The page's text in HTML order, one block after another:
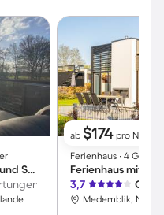
Ferienhaus mit Whirlpool, Grill und Sauna | Meerblick
ab $174 pro Nacht
Ferienhaus ∙ 4 Gäste
3,7 Gut
Medemblik,